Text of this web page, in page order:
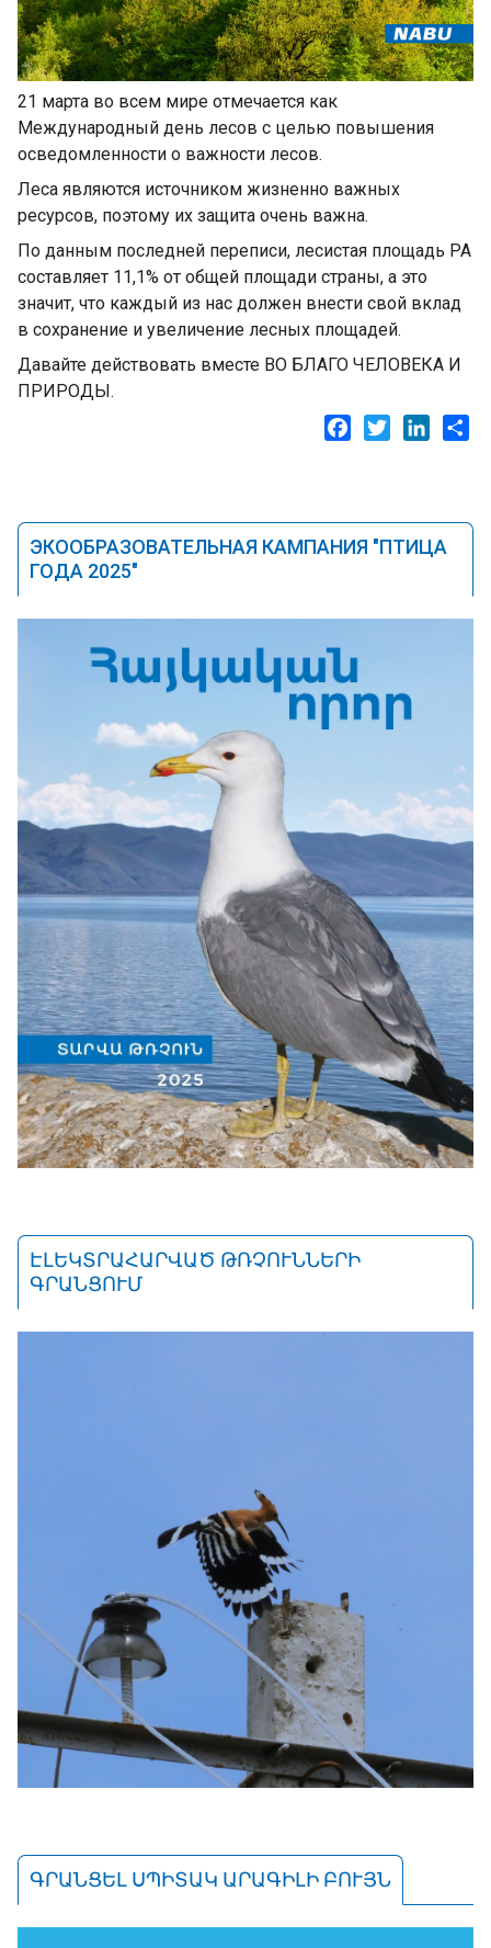
21 марта во всем мире отмечается как
Международный день лесов с целью повышения
осведомленности о важности лесов.
Леса являются источником жизненно важных
ресурсов, поэтому их защита очень важна.
По данным последней переписи, лесистая площадь РА
составляет 11,1% от общей площади страны, а это
значит, что каждый из нас должен внести свой вклад
в сохранение и увеличение лесных площадей.
Давайте действовать вместе ВО БЛАГО ЧЕЛОВЕКА И
ПРИРОДЫ.
Facebook
Twitter
ЭКООБРАЗОВАТЕЛЬНАЯ КАМПАНИЯ "ПТИЦА
ГОДА 2025"
ԷԼԵԿՏՐԱՀԱՐՎԱԾ ԹՌՉՈՒՆՆԵՐԻ
ԳՐԱՆՑՈՒՄ
ԳՐԱՆՑԵԼ ՍՊԻՏԱԿ ԱՐԱԳԻԼԻ ԲՈՒՅՆ